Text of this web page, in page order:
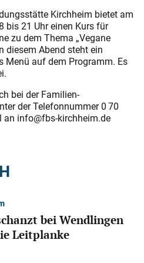
Kirchheim bietet am
bis 21 Uhr einen Kurs für
zu dem Thema „Vegane
diesem Abend steht ein
Menü auf dem Programm. Es
bei der Familien-
der Telefonnummer 0 70
an info@fbs-kirchheim.de
bei Wendlingen
Leitplanke